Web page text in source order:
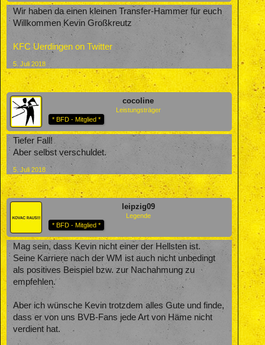
Wir haben da einen kleinen Transfer-Hammer für euch
Willkommen Kevin Großkreutz
KFC Uerdingen on Twitter
5. Juli 2018
cocoline
Leistungsträger
* BFD - Mitglied *
Tiefer Fall!
Aber selbst verschuldet.
5. Juli 2018
leipzig09
Legende
* BFD - Mitglied *
Mag sein, dass Kevin nicht einer der Hellsten ist.
Seine Karriere nach der WM ist auch nicht unbedingt
als positives Beispiel bzw. zur Nachahmung zu
empfehlen.
Aber ich wünsche Kevin trotzdem alles Gute und finde,
dass er von uns BVB-Fans jede Art von Häme nicht
verdient hat.